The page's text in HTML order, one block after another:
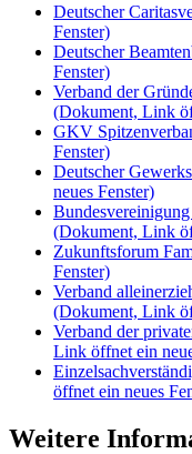
Deutscher
Fenster)
Deutscher
Fenster)
Verband der
(Dokument, Link
GKV
Fenster)
Deutscher
neues Fenster)
(Dokument, Link
Zukunftsforum
Fenster)
Verband
(Dokument, Link
Verband der
Link öffnet ein
öffnet ein neues
Weitere